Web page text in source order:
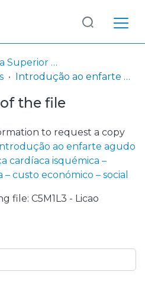
ESEP - Escola Superior de Enfermagem - Universidade do Porto
Introdução ao enfarte agudo miocárdio (EAM): Doença cardíaca isquémica – impacte – epidemiologia – custo económico – social
the file
to request a copy
ao enfarte agudo
cardíaca isquémica –
custo económico – social
file: C5M1L3 - Licao